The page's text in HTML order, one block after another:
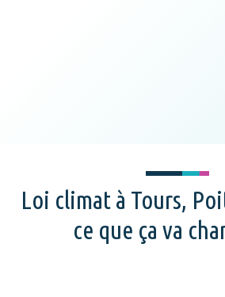
Loi climat à Tours,
ce que ça va